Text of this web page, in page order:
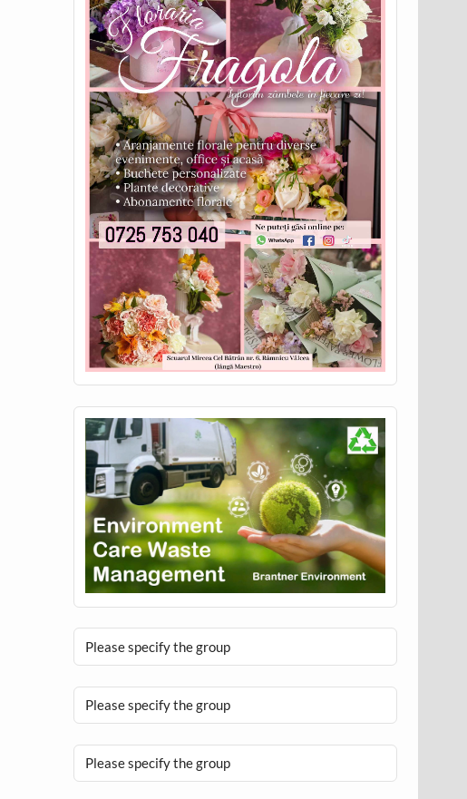
Please specify the group
Please specify the group
Please specify the group